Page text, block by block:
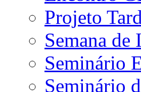
Projeto
Semana
Seminário
Seminário